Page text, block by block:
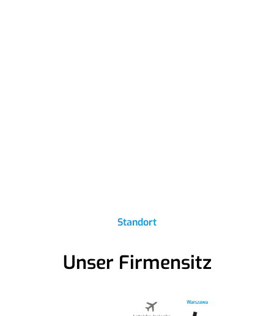
Standort
Unser Firmensitz